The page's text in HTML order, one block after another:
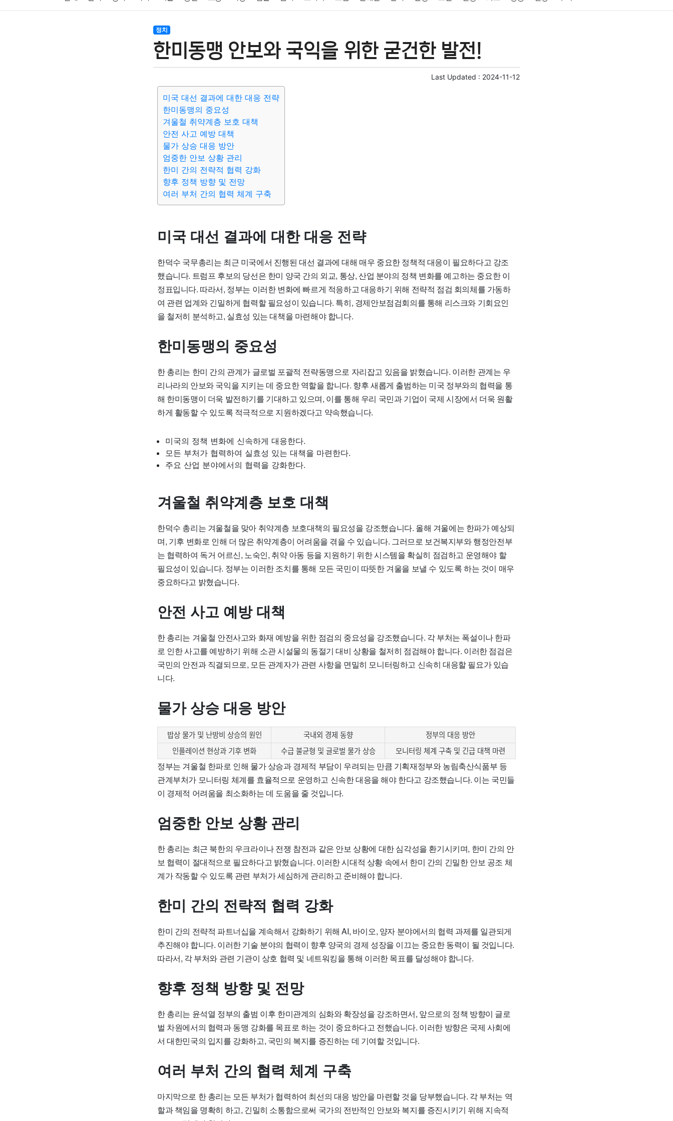
결혼 육아
기술 종교 사회 정치 건강 의료 의학 경제 마케팅 부동산 외국어 교육 교통
정치
한미동맹 안보와 국익을 위한 굳건한 발전!
Last Updated : 2024-11-12
미국 대선 결과에 대한 대응 전략
한미동맹의 중요성
겨울철 취약계층 보호 대책
안전 사고 예방 대책
물가 상승 대응 방안
엄중한 안보 상황 관리
한미 간의 전략적 협력 강화
향후 정책 방향 및 전망
여러 부처 간의 협력 체계 구축
미국 대선 결과에 대한 대응 전략
한덕수 국무총리는 최근 미국에서 진행된 대선 결과에 대해 매우 중요한 정책적 대응이 필요하다고 강조
했습니다. 트럼프 후보의 당선은 한미 양국 간의 외교, 통상, 산업 분야의 정책 변화를 예고하는 중요한 이
정표입니다. 따라서, 정부는 이러한 변화에 빠르게 적응하고 대응하기 위해 전략적 점검 회의체를 가동하
여 관련 업계와 긴밀하게 협력할 필요성이 있습니다. 특히, 경제안보점검회의를 통해 리스크와 기회요인
을 철저히 분석하고, 실효성 있는 대책을 마련해야 합니다.
한미동맹의 중요성
한 총리는 한미 간의 관계가 글로벌 포괄적 전략동맹으로 자리잡고 있음을 밝혔습니다. 이러한 관계는 우
리나라의 안보와 국익을 지키는 데 중요한 역할을 합니다. 향후 새롭게 출범하는 미국 정부와의 협력을 통
해 한미동맹이 더욱 발전하기를 기대하고 있으며, 이를 통해 우리 국민과 기업이 국제 시장에서 더욱 원활
하게 활동할 수 있도록 적극적으로 지원하겠다고 약속했습니다.
미국의 정책 변화에 신속하게 대응한다.
모든 부처가 협력하여 실효성 있는 대책을 마련한다.
주요 산업 분야에서의 협력을 강화한다.
겨울철 취약계층 보호 대책
한덕수 총리는 겨울철을 맞아 취약계층 보호대책의 필요성을 강조했습니다. 올해 겨울에는 한파가 예상되
며, 기후 변화로 인해 더 많은 취약계층이 어려움을 겪을 수 있습니다. 그러므로 보건복지부와 행정안전부
는 협력하여 독거 어르신, 노숙인, 취약 아동 등을 지원하기 위한 시스템을 확실히 점검하고 운영해야 할
필요성이 있습니다. 정부는 이러한 조치를 통해 모든 국민이 따뜻한 겨울을 보낼 수 있도록 하는 것이 매우
중요하다고 밝혔습니다.
안전 사고 예방 대책
한 총리는 겨울철 안전사고와 화재 예방을 위한 점검의 중요성을 강조했습니다. 각 부처는 폭설이나 한파
로 인한 사고를 예방하기 위해 소관 시설물의 동절기 대비 상황을 철저히 점검해야 합니다. 이러한 점검은
국민의 안전과 직결되므로, 모든 관계자가 관련 사항을 면밀히 모니터링하고 신속히 대응할 필요가 있습
니다.
물가 상승 대응 방안
밥상 물가 및 난방비 상승의 원인 국내외 경제 동향
정부의 대응 방안
인플레이션 현상과 기후 변화
수급 불균형 및 글로벌 물가 상승 모니터링 체계 구축 및 긴급 대책 마련
정부는 겨울철 한파로 인해 물가 상승과 경제적 부담이 우려되는 만큼 기획재정부와 농림축산식품부 등
관계부처가 모니터링 체계를 효율적으로 운영하고 신속한 대응을 해야 한다고 강조했습니다. 이는 국민들
이 경제적 어려움을 최소화하는 데 도움을 줄 것입니다.
엄중한 안보 상황 관리
한 총리는 최근 북한의 우크라이나 전쟁 참전과 같은 안보 상황에 대한 심각성을 환기시키며, 한미 간의 안
보 협력이 절대적으로 필요하다고 밝혔습니다. 이러한 시대적 상황 속에서 한미 간의 긴밀한 안보 공조 체
계가 작동할 수 있도록 관련 부처가 세심하게 관리하고 준비해야 합니다.
한미 간의 전략적 협력 강화
한미 간의 전략적 파트너십을 계속해서 강화하기 위해 AI, 바이오, 양자 분야에서의 협력 과제를 일관되게
추진해야 합니다. 이러한 기술 분야의 협력이 향후 양국의 경제 성장을 이끄는 중요한 동력이 될 것입니다.
따라서, 각 부처와 관련 기관이 상호 협력 및 네트워킹을 통해 이러한 목표를 달성해야 합니다.
향후 정책 방향 및 전망
한 총리는 윤석열 정부의 출범 이후 한미관계의 심화와 확장성을 강조하면서, 앞으로의 정책 방향이 글로
벌 차원에서의 협력과 동맹 강화를 목표로 하는 것이 중요하다고 전했습니다. 이러한 방향은 국제 사회에
서 대한민국의 입지를 강화하고, 국민의 복지를 증진하는 데 기여할 것입니다.
여러 부처 간의 협력 체계 구축
마지막으로 한 총리는 모든 부처가 협력하여 최선의 대응 방안을 마련할 것을 당부했습니다. 각 부처는 역
할과 책임을 명확히 하고, 긴밀히 소통함으로써 국가의 전반적인 안보와 복지를 증진시키기 위해 지속적